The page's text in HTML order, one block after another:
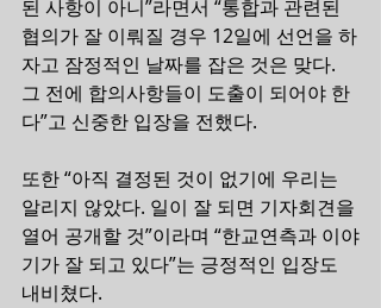
된 사항이 아니”라면서 “통합과 관련된
협의가 잘 이뤄질 경우 12일에 선언을 하
자고 잠정적인 날짜를 잡은 것은 맞다.
그 전에 합의사항들이 도출이 되어야 한
다”고 신중한 입장을 전했다.
또한 “아직 결정된 것이 없기에 우리는
알리지 않았다. 일이 잘 되면 기자회견을
열어 공개할 것”이라며 “한교연측과 이야
기가 잘 되고 있다”는 긍정적인 입장도
내비쳤다.